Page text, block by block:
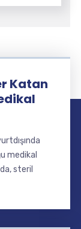
Katan
medikal
steril